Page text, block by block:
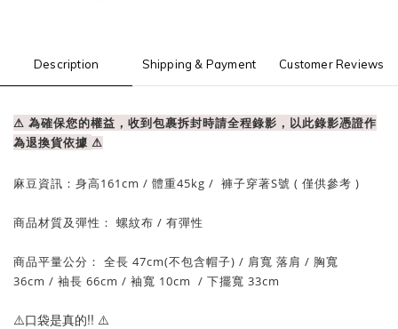
Description Shipping & Payment Customer Reviews
⚠ 為確保您的權益，收到包裹拆封時請全程錄影，以此錄影憑證作
為退換貨依據 ⚠
麻豆資訊： 身高161cm / 體重45kg / 褲子穿著S號 ( 僅供參考 )
商品材質及彈性： 螺紋布 / 有彈性
商品平量公分： 全長 47cm(不包含帽子) / 肩寬 落肩 / 胸寬
36cm / 袖長 66cm / 袖寬 10cm / 下擺寬 33cm
⚠️口袋是真的!! ⚠️